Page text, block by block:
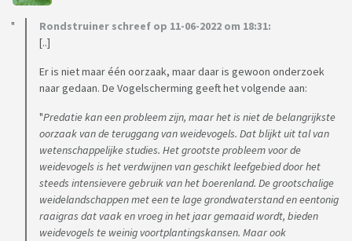
Rondstruiner schreef op 11-06-2022 om 18:31:
[..]
Er is niet maar één oorzaak, maar daar is gewoon onderzoek
naar gedaan. De Vogelscherming geeft het volgende aan:
"Predatie kan een probleem zijn, maar het is niet de belangrijkste
oorzaak van de teruggang van weidevogels. Dat blijkt uit tal van
wetenschappelijke studies. Het grootste probleem voor de
weidevogels is het verdwijnen van geschikt leefgebied door het
steeds intensievere gebruik van het boerenland. De grootschalige
weidelandschappen met een te lage grondwaterstand en eentonig
raaigras dat vaak en vroeg in het jaar gemaaid wordt, bieden
weidevogels te weinig voortplantingskansen. Maar ook